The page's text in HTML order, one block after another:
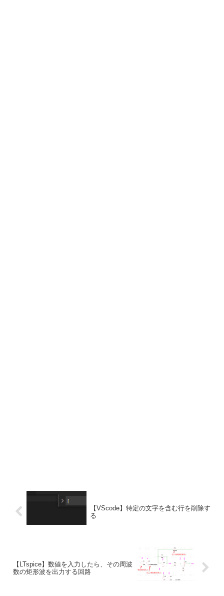
【VScode】特定の文字を含む行を削除す
る
【LTspice】数値を入力したら、その周波
数の矩形波を出力する回路